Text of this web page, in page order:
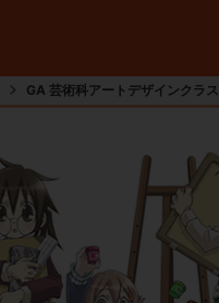
GA 芸術科アートデザインクラス